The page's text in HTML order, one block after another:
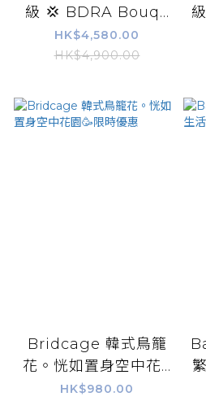
級 💢 BDRA Bouq...
HK$4,580.00
HK$4,900.00
Bridcage 韓式鳥籠
花。恍如置身空中花...
HK$980.00